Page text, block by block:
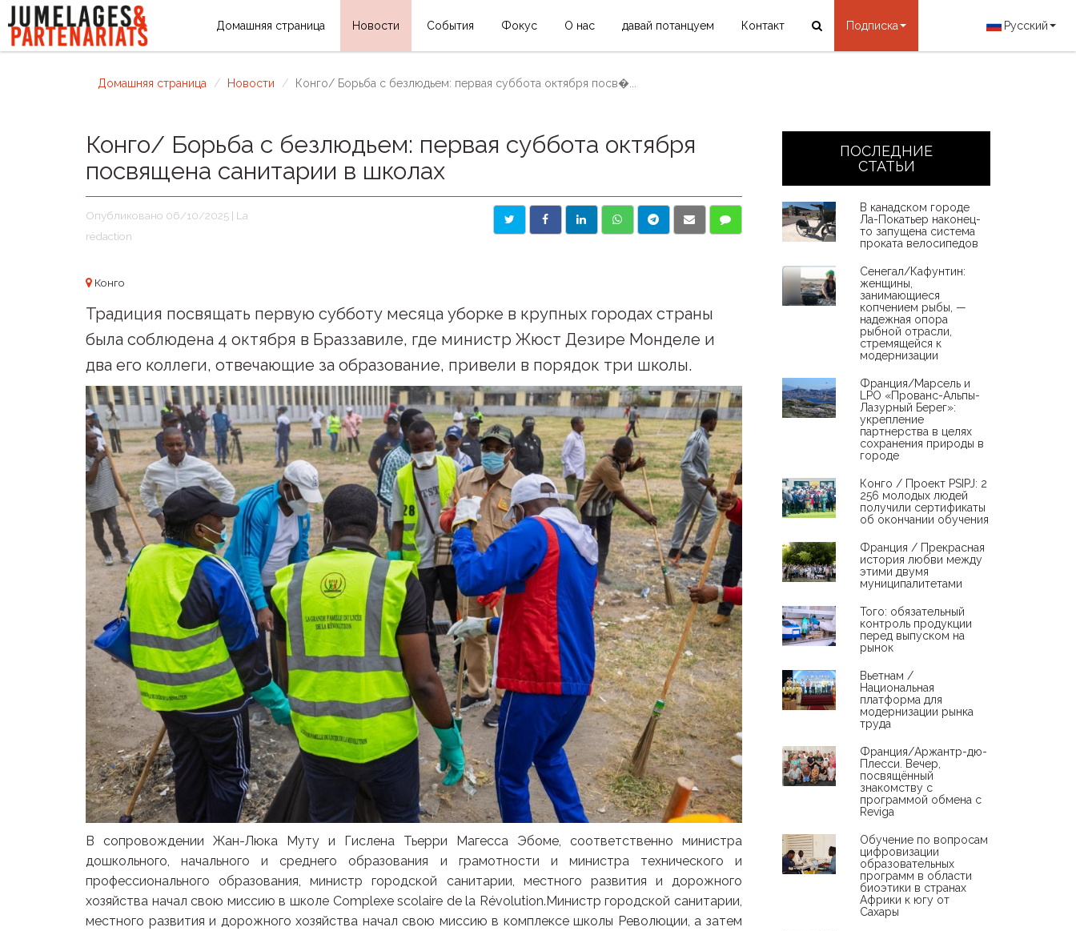
Домашняя страница Новости События Фокус О нас давай потанцуем Контакт Подписка Русский
Домашняя страница Новости Конго/ Борьба с безлюдьем: первая суббота октября посв�...
Конго/ Борьба с безлюдьем: первая суббота октября
посвящена санитарии в школах
Опубликовано 06/10/2025 | La
rédaction
Конго
Традиция посвящать первую субботу месяца уборке в крупных городах страны
была соблюдена 4 октября в Браззавиле, где министр Жюст Дезире Монделе и
два его коллеги, отвечающие за образование, привели в порядок три школы.
В сопровождении Жан-Люка Муту и Гислена Тьерри Магесса Эбоме, соответственно министра
дошкольного, начального и среднего образования и грамотности и министра технического и
профессионального образования, министр городской санитарии, местного развития и дорожного
хозяйства начал свою миссию в школе Complexe scolaire de la Révolution.Министр городской санитарии,
местного развития и дорожного хозяйства начал свою миссию в комплексе школы Революции, а затем
ПОСЛЕДНИЕ
СТАТЬИ
В канадском городе
Ла-Покатьер наконец-
то запущена система
проката велосипедов
Сенегал/Кафунтин:
женщины,
занимающиеся
копчением рыбы, —
надежная опора
рыбной отрасли,
стремящейся к
модернизации
Франция/Марсель и
LPO «Прованс-Альпы-
Лазурный Берег»:
укрепление
партнерства в целях
сохранения природы в
городе
Конго / Проект PSIPJ: 2
256 молодых людей
получили сертификаты
об окончании обучения
Франция / Прекрасная
история любви между
этими двумя
муниципалитетами
Того: обязательный
контроль продукции
перед выпуском на
рынок
Вьетнам /
Национальная
платформа для
модернизации рынка
труда
Франция/Аржантр-дю-
Плесси. Вечер,
посвящённый
знакомству с
программой обмена с
Reviga
Обучение по вопросам
цифровизации
образовательных
программ в области
биоэтики в странах
Африки к югу от
Сахары